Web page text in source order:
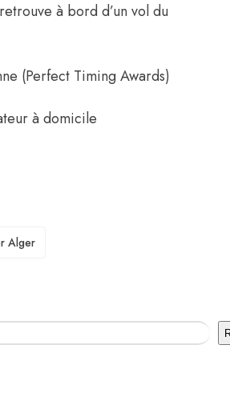
à bord d’un vol du
(Perfect Timing Awards)
à domicile
Alger